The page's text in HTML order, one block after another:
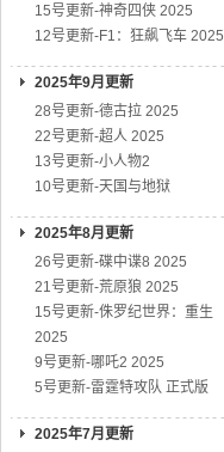
15号更新-神奇四侠 2025
12号更新-F1：狂飙飞车 2025
2025年9月更新
28号更新-德古拉 2025
22号更新-超人 2025
13号更新-小人物2
10号更新-天国与地狱
2025年8月更新
26号更新-碟中谍8 2025
21号更新-荒原狼 2025
15号更新-侏罗纪世界：重生
2025
9号更新-哪吒2 2025
5号更新-雷霆特攻队 正式版
2025年7月更新